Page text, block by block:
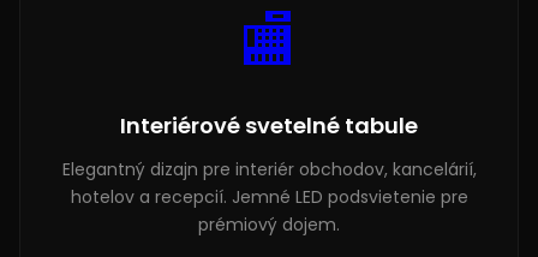
🏬
Interiérové svetelné tabule
Elegantný dizajn pre interiér obchodov, kancelárií,
hotelov a recepcií. Jemné LED podsvietenie pre
prémiový dojem.